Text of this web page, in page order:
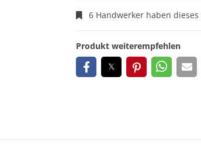
6 Handwerker haben
Produkt weiterempfehlen